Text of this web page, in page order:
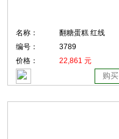
名称：
翻糖蛋糕 红线
编号：
3789
价格：
22,861 元
购买